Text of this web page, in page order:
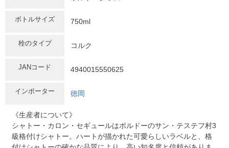
ボトルサイズ 750ml
栓のタイプ コルク
JANコード 4940015550625
インポーター 徳岡
《生産者について》
シャトー・カロン・セギュールはボルドーのサン・テステフ村3
級格付けシャトー。ハートが描かれた可愛らしいラベルと、格